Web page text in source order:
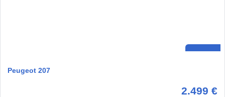
Peugeot 207
2.499 €